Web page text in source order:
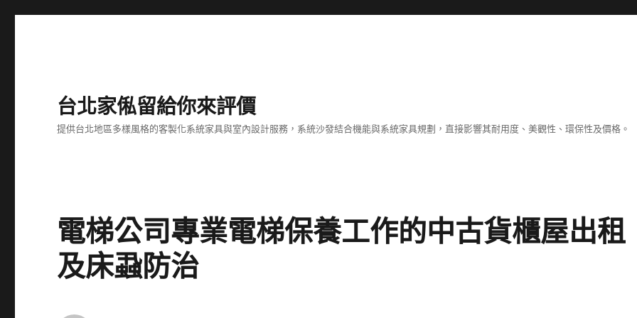
台北家俬留給你來評價
提供台北地區多樣風格的客製化系統家具與室內設計服務，系統沙發結合機能與系統家具規劃，直接影響其耐用度、美觀性、環保性及價格。
電梯公司專業電梯保養工作的中古貨櫃屋出租
及床蝨防治